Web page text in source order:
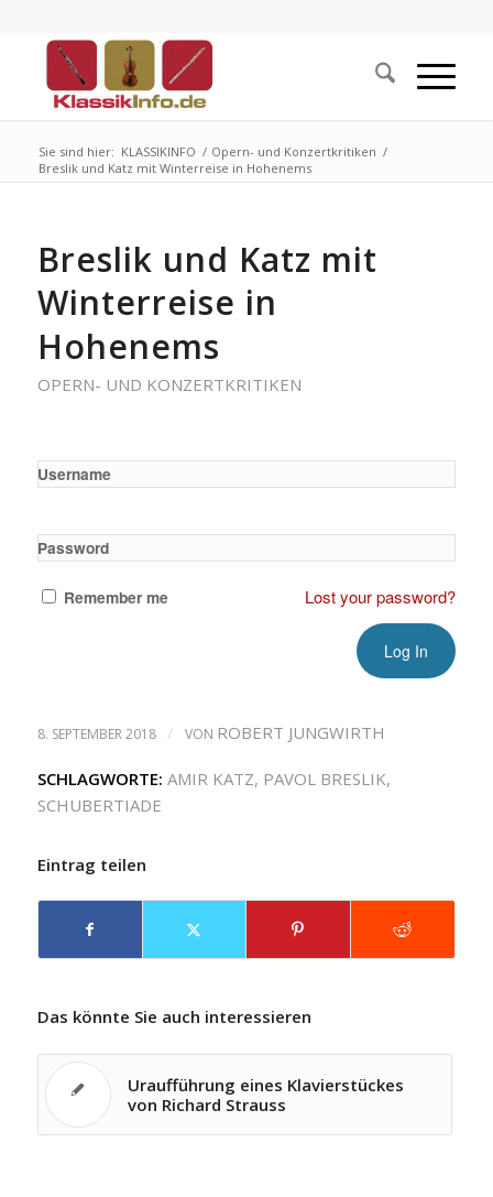
Sie sind hier: KLASSIKINFO / Opern- und Konzertkritiken /
Breslik und Katz mit Winterreise in Hohenems
Breslik und Katz mit
Winterreise in
Hohenems
OPERN- UND KONZERTKRITIKEN
Username
Password
Remember me Lost your password?
8. SEPTEMBER 2018 / VON ROBERT JUNGWIRTH
SCHLAGWORTE: AMIR KATZ, PAVOL BRESLIK,
SCHUBERTIADE
Eintrag teilen
Das könnte Sie auch interessieren
Uraufführung eines Klavierstückes
von Richard Strauss